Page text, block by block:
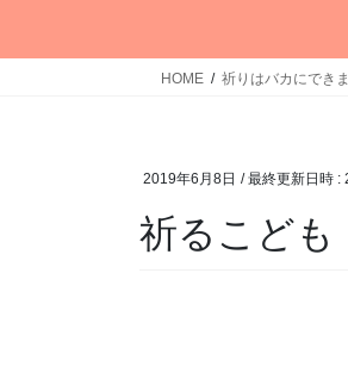
HOME 祈りはバカにでき
2019年6月8日 / 最終更新日時 :
祈るこども